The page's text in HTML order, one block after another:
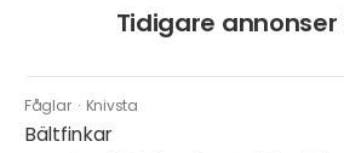
Tidigare annonser
Fåglar · Knivsta
Bältfinkar